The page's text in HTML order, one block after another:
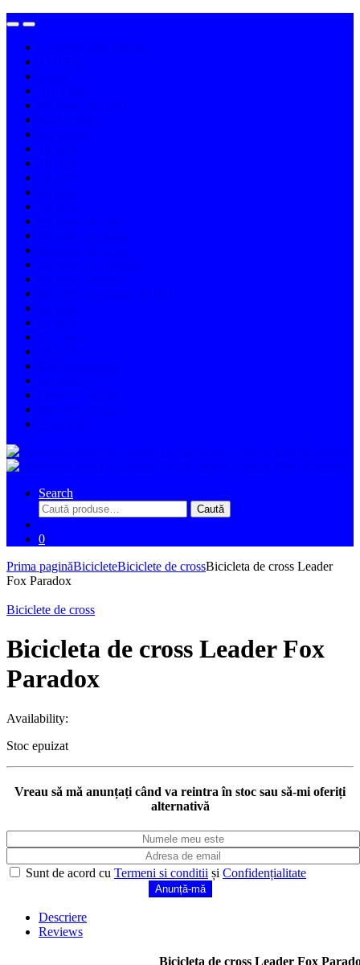
Search
Caută
după:
Caută
0
Prima paginăBicicleteBiciclete de crossBicicleta de cross Leader
Fox Paradox
Biciclete de cross
Bicicleta de cross Leader Fox
Paradox
Availability:
Stoc epuizat
Vreau să mă anunțați când va reintra în stoc sau să-mi oferiți
alternativă
Sunt de acord cu Termeni si conditii și Confidențialitate
Descriere
Reviews
Bicicleta de cross Leader Fox